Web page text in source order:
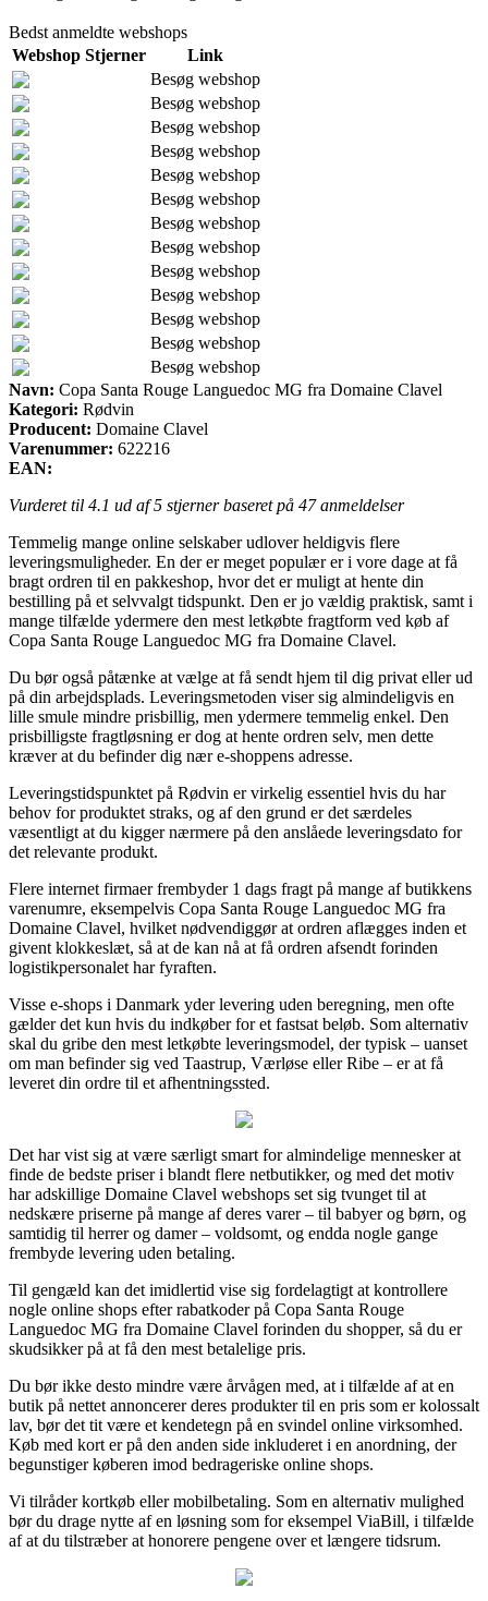
Bedst anmeldte webshops
Webshop Stjerner
Link
Besøg webshop
Besøg webshop
Besøg webshop
Besøg webshop
Besøg webshop
Besøg webshop
Besøg webshop
Besøg webshop
Besøg webshop
Besøg webshop
Besøg webshop
Besøg webshop
Besøg webshop
Navn: Copa Santa Rouge Languedoc MG fra Domaine Clavel
Kategori: Rødvin
Producent: Domaine Clavel
Varenummer: 622216
EAN:
Vurderet til 4.1 ud af 5 stjerner baseret på 47anmeldelser
Temmelig mange online selskaber udlover heldigvis flere
leveringsmuligheder. En der er meget populær er i vore dage at få
bragt ordren til en pakkeshop, hvor det er muligt at hente din
bestilling på et selvvalgt tidspunkt. Den er jo vældig praktisk, samt i
mange tilfælde ydermere den mest letkøbte fragtform ved køb af
Copa Santa Rouge Languedoc MG fra Domaine Clavel.
Du bør også påtænke at vælge at få sendt hjem til dig privat eller ud
på din arbejdsplads. Leveringsmetoden viser sig almindeligvis en
lille smule mindre prisbillig, men ydermere temmelig enkel. Den
prisbilligste fragtløsning er dog at hente ordren selv, men dette
kræver at du befinder dig nær e-shoppens adresse.
Leveringstidspunktet på Rødvin er virkelig essentiel hvis du har
behov for produktet straks, og af den grund er det særdeles
væsentligt at du kigger nærmere på den anslåede leveringsdato for
det relevante produkt.
Flere internet firmaer frembyder 1 dags fragt på mange af butikkens
varenumre, eksempelvis Copa Santa Rouge Languedoc MG fra
Domaine Clavel, hvilket nødvendiggør at ordren aflægges inden et
givent klokkeslæt, så at de kan nå at få ordren afsendt forinden
logistikpersonalet har fyraften.
Visse e-shops i Danmark yder levering uden beregning, men ofte
gælder det kun hvis du indkøber for et fastsat beløb. Som alternativ
skal du gribe den mest letkøbte leveringsmodel, der typisk – uanset
om man befinder sig ved Taastrup, Værløse eller Ribe – er at få
leveret din ordre til et afhentningssted.
Det har vist sig at være særligt smart for almindelige mennesker at
finde de bedste priser i blandt flere netbutikker, og med det motiv
har adskillige Domaine Clavel webshops set sig tvunget til at
nedskære priserne på mange af deres varer – til babyer og børn, og
samtidig til herrer og damer – voldsomt, og endda nogle gange
frembyde levering uden betaling.
Til gengæld kan det imidlertid vise sig fordelagtigt at kontrollere
nogle online shops efter rabatkoder på Copa Santa Rouge
Languedoc MG fra Domaine Clavel forinden du shopper, så du er
skudsikker på at få den mest betalelige pris.
Du bør ikke desto mindre være årvågen med, at i tilfælde af at en
butik på nettet annoncerer deres produkter til en pris som er kolossalt
lav, bør det tit være et kendetegn på en svindel online virksomhed.
Køb med kort er på den anden side inkluderet i en anordning, der
begunstiger køberen imod bedrageriske online shops.
Vi tilråder kortkøb eller mobilbetaling. Som en alternativ mulighed
bør du drage nytte af en løsning som for eksempel ViaBill, i tilfælde
af at du tilstræber at honorere pengene over et længere tidsrum.